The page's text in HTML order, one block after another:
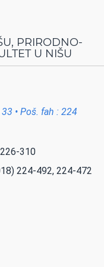
PRIRODNO-
U NIŠU
• Poš. fah : 224
310
224-492, 224-472